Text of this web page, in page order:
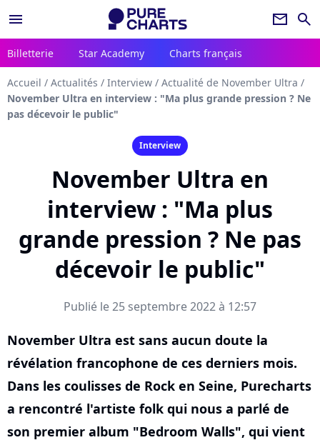
menu newsletter search
Billetterie Star Academy Charts français
Accueil / Actualités / Interview / Actualité de November Ultra /
November Ultra en interview : "Ma plus grande pression ? Ne
pas décevoir le public"
Interview
November Ultra en
interview : "Ma plus
grande pression ? Ne pas
décevoir le public"
Publié le 25 septembre 2022 à 12:57
November Ultra est sans aucun doute la
révélation francophone de ces derniers mois.
Dans les coulisses de Rock en Seine, Purecharts
a rencontré l'artiste folk qui nous a parlé de
son premier album "Bedroom Walls", qui vient